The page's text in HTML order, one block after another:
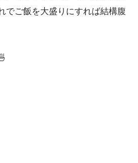
でご飯を大盛りにすれば結構腹